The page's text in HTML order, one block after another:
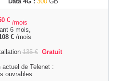
€ /mois
6 mois,
€ /mois
135€ Gratuit
actuel de Telenet :
ouvrables